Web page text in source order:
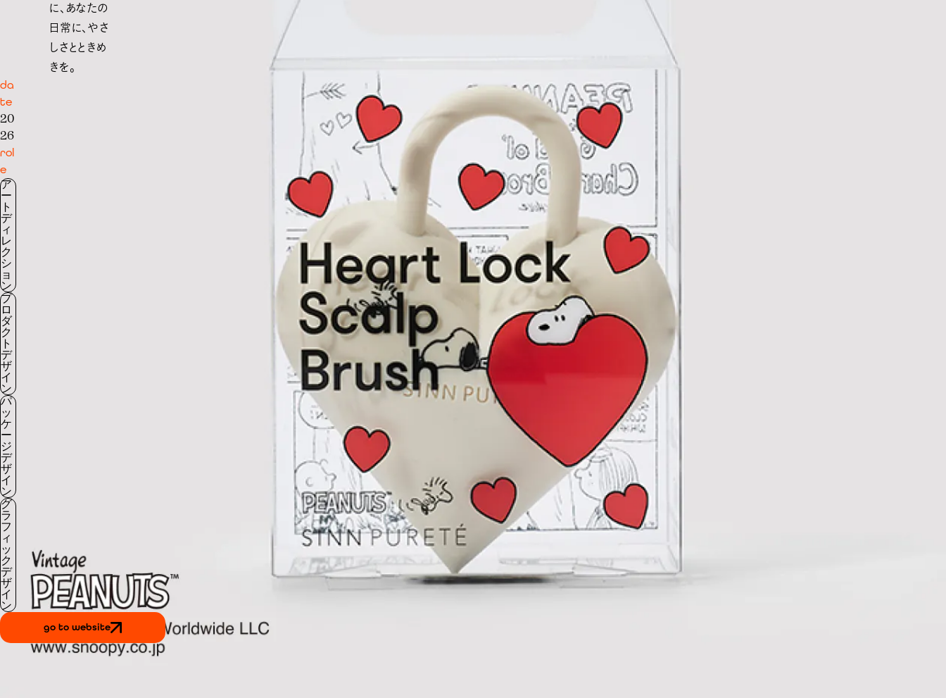
に、あなたの
日常に、やさ
しさとときめ
きを。
da
te
20
26
rol
e
ア
ー
ト
デ
ィ
レ
ク
シ
ョ
ン
プ
ロ
ダ
ク
ト
デ
ザ
イ
ン
パ
ッ
ケ
ー
ジ
デ
ザ
イ
ン
グ
ラ
フ
ィ
ッ
ク
デ
ザ
イ
ン
go to website